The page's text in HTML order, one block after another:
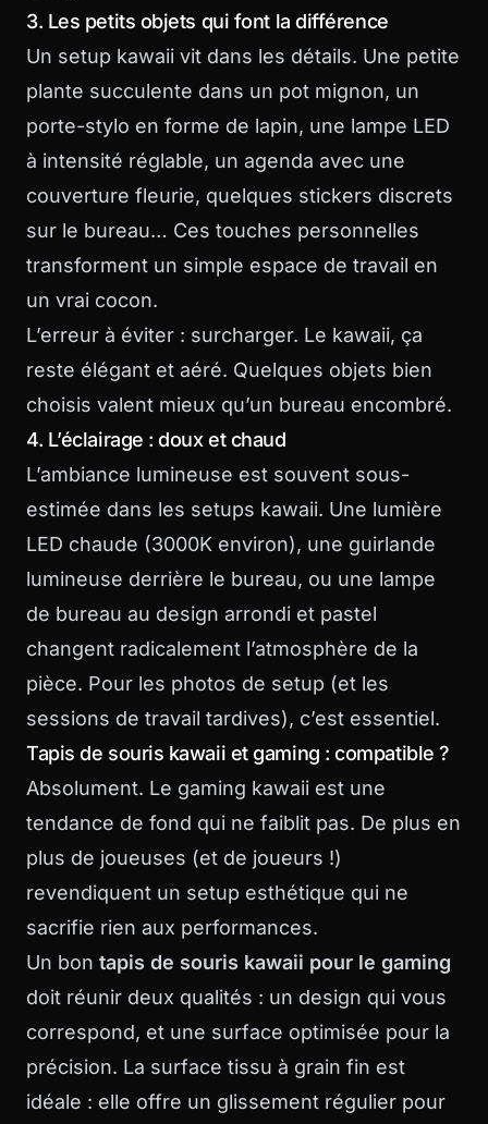
3. Les petits objets qui font la différence
Un setup kawaii vit dans les détails. Une petite
plante succulente dans un pot mignon, un
porte-stylo en forme de lapin, une lampe LED
à intensité réglable, un agenda avec une
couverture fleurie, quelques stickers discrets
sur le bureau… Ces touches personnelles
transforment un simple espace de travail en
un vrai cocon.
L’erreur à éviter : surcharger. Le kawaii, ça
reste élégant et aéré. Quelques objets bien
choisis valent mieux qu’un bureau encombré.
4. L’éclairage : doux et chaud
L’ambiance lumineuse est souvent sous-
estimée dans les setups kawaii. Une lumière
LED chaude (3000K environ), une guirlande
lumineuse derrière le bureau, ou une lampe
de bureau au design arrondi et pastel
changent radicalement l’atmosphère de la
pièce. Pour les photos de setup (et les
sessions de travail tardives), c’est essentiel.
Tapis de souris kawaii et gaming : compatible ?
Absolument. Le gaming kawaii est une
tendance de fond qui ne faiblit pas. De plus en
plus de joueuses (et de joueurs !)
revendiquent un setup esthétique qui ne
sacrifie rien aux performances.
Un bon tapis de souris kawaii pour le gaming
doit réunir deux qualités : un design qui vous
correspond, et une surface optimisée pour la
précision. La surface tissu à grain fin est
idéale : elle offre un glissement régulier pour